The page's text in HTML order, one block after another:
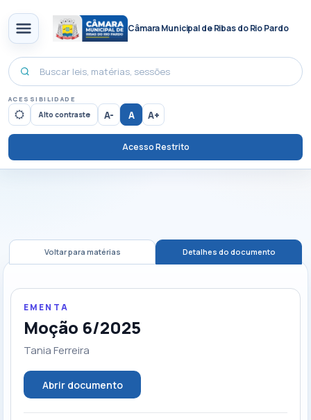
Câmara Municipal de Ribas do Rio Pardo
ACESSIBILIDADE
Alto contraste A- A A+
Acesso Restrito
Voltar para matérias Detalhes do documento
EMENTA
Moção 6/2025
Tania Ferreira
Abrir documento